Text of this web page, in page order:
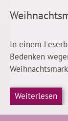
In einem
Bedenken
Weiterlesen